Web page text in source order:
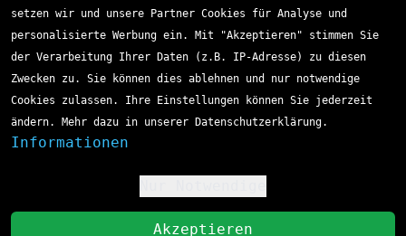
ZAHLUNGSARTEN
setzen wir und unsere Partner Cookies für Analyse und
personalisierte Werbung ein. Mit "Akzeptieren" stimmen Sie
der Verarbeitung Ihrer Daten (z.B. IP-Adresse) zu diesen
Zwecken zu. Sie können dies ablehnen und nur notwendige
Cookies zulassen. Ihre Einstellungen können Sie jederzeit
ändern. Mehr dazu in unserer Datenschutzerklärung.
Informationen
Akzeptieren